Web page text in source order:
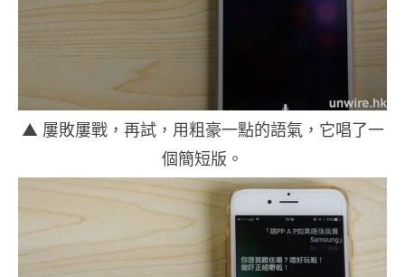
▲ 屢敗屢戰，再試，用粗豪一點的語氣，它唱了一
個簡短版。